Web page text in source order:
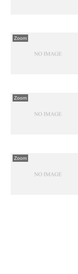
Zoom
Zoom
Zoom